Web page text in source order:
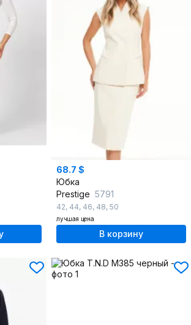
68.7 $
Юбка
Prestige 5791
42, 44, 46, 48, 50
лучшая цена
В корзину